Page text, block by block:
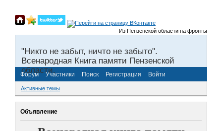
Из Пензенской области на фронты
"Никто не забыт, ничто не забыто".
Всенародная Книга памяти Пензенской
области.
Форум Участники Поиск Регистрация Войти
Активные темы
Объявление